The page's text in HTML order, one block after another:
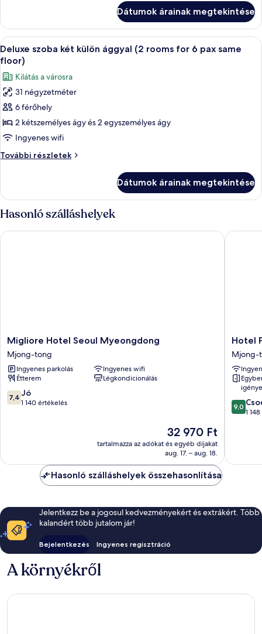
(2
rooms
for
4
pax
same
floor)
ággyal
(2
rooms
for
pax
same
floor)
további
részletei
Dátumok árainak megtekintése
A
következő
szoba
összes
képének
megtekintése:
Deluxe
szoba
két
külön
(2
rooms
for
6
Egy kétágyas szoba, íróasztallal és
13
Deluxe szoba két külön ággyal (2 rooms for 6 pax same
floor)
Kilátás a városra
31 négyzetméter
6 férőhely
2 kétszemélyes ágy és 2 egyszemélyes ágy
Ingyenes wifi
További részletek
Deluxe
ággyal
(2
rooms
for
6
Dátumok árainak megtekintése
Hasonló szálláshelyek
Migliore
Hotel
Seoul
Myeongdong
Mjong-
tong
Migliore Hotel Seoul Myeongdong
Mjong-tong
Ingyenes parkolás
Ingyenes wifi
Étterem
Légkondicionálás
7.4
ennyiből:
7,4 Jó
1 140 értékelés
Az
ár
32 970 Ft
32 970 Ft
tartalmazza az adókat és egyéb díjakat
aug. 17. – aug. 18.
Migliore Hotel Seoul Myeongdong
Hotel
Prince
Seoul
Mjong-
tong
Hotel
Mjong-
9.0
9,0
1
Hotel
Hasonló szálláshelyek összehasonlítása
Jelentkezz be a jogosul kedvezményekért és extrákért. Több
kalandért több jutalom jár!
Bejelentkezés Ingyenes regisztráció
A környékről